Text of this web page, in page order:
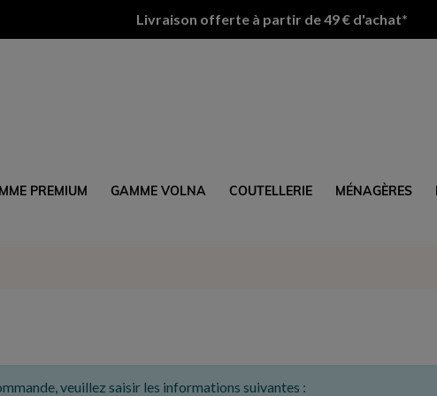
Livraison offerte à partir de 49 € d'achat*
PREMIUM GAMME VOLNA COUTELLERIE MÉNAGÈRES
veuillez saisir les informations suivantes :